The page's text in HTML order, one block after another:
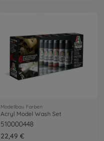
Modellbau Farben
Acryl Model Wash Set
510000448
22,49 €